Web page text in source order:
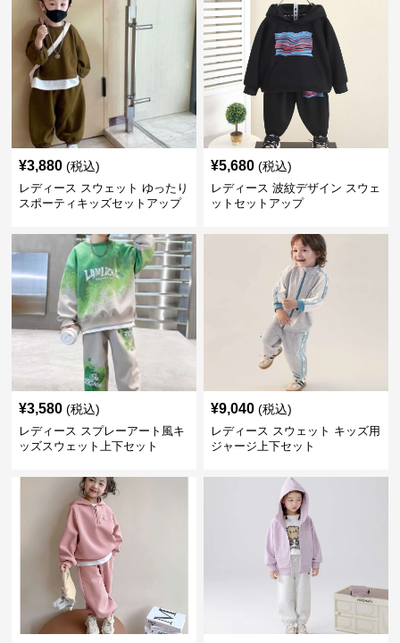
¥3,880 (税込)
レディース スウェット ゆったり
スポーティキッズセットアップ
¥5,680 (税込)
レディース 波紋デザイン スウェ
ットセットアップ
¥3,580 (税込)
レディース スプレーアート風キ
ッズスウェット上下セット
¥9,040 (税込)
レディース スウェット キッズ用
ジャージ上下セット